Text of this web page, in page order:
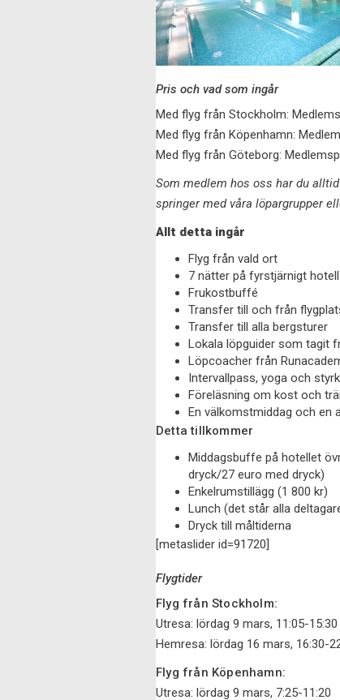
Pris och vad som ingår
Med flyg från Stockholm:
Med flyg från Köpenhamn:
Med flyg från Göteborg:
Som medlem hos oss har du
springer med våra löpargrupper
Allt detta ingår
Flyg från vald ort
7 nätter på fyrstjärnigt hotell
Frukostbuffé
Transfer till och från
Transfer till alla bergsturer
Lokala löpguider som tagit
Löpcoacher från
Intervallpass, yoga och
Föreläsning om kost och
En välkomstmiddag och en
Detta tillkommer
Middagsbuffe på hotellet
dryck/27 euro med dryck)
Enkelrumstillägg (1 800 kr)
Lunch (det står alla
Dryck till måltiderna
[metaslider id=91720]
Flygtider
Flyg från Stockholm:
Utresa: lördag 9 mars, 11:05-15:30
Hemresa: lördag 16 mars, 16:30-
Flyg från Köpenhamn:
Utresa: lördag 9 mars, 7:25-11:20